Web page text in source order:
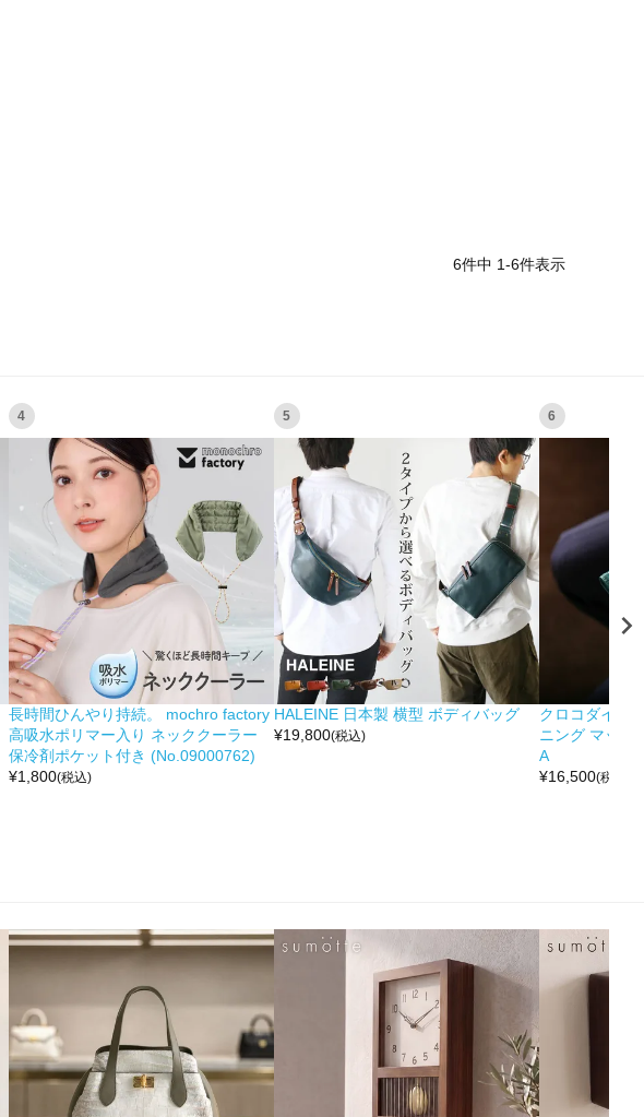
6件中 1-6件表示
4
長時間ひんやり持続。 mochro factory
高吸水ポリマー入り ネッククーラー
保冷剤ポケット付き (No.09000762)
¥1,800(税込)
5
HALEINE 日本製 横型 ボディバッグ
¥19,800(税込)
6
クロコダイル
ニング マット
A
¥16,500(税込)